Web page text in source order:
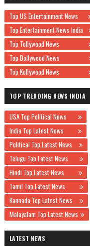
Top US Entertainment News
Top Entertainment News India
Top Tollywood News
Top Bollywood News
Top Kollywood News
TOP TRENDING NEWS INDIA
USA Top Political News
India Top Latest News
Political Top Latest News
Telugu Top Latest News
Hindi Top Latest News
Tamil Top Latest News
Kannada Top Latest News
Malayalam Top Latest News
LATEST NEWS